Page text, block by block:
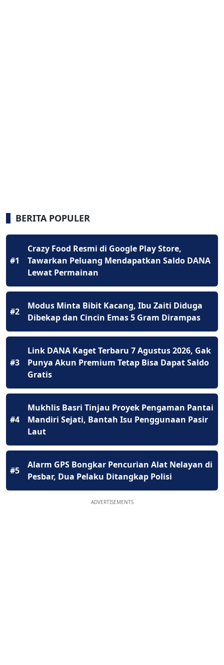
BERITA POPULER
#1
Crazy Food Resmi di Google Play Store,
Tawarkan Peluang Mendapatkan Saldo DANA
Lewat Permainan
#2
Modus Minta Bibit Kacang, Ibu Zaiti Diduga
Dibekap dan Cincin Emas 5 Gram Dirampas
#3
Link DANA Kaget Terbaru 7 Agustus 2026, Gak
Punya Akun Premium Tetap Bisa Dapat Saldo
Gratis
#4
Mukhlis Basri Tinjau Proyek Pengaman Pantai
Mandiri Sejati, Bantah Isu Penggunaan Pasir
Laut
#5
Alarm GPS Bongkar Pencurian Alat Nelayan di
Pesbar, Dua Pelaku Ditangkap Polisi
ADVERTISEMENTS